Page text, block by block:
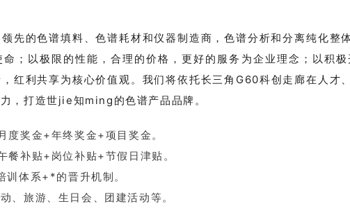
先的色谱填料、色谱耗材和仪器制造商，色谱分析和分离纯化
；以极限的性能，合理的价格，更好的服务为企业理念；以积
红利共享为核心价值观。我们将依托长三角G60科创走廊在人
，打造世jie知ming的色谱产品品牌。
度奖金+年终奖金+项目奖金。
餐补贴+岗位补贴+节假日津贴。
训体系+*的晋升机制。
、旅游、生日会、团建活动等。